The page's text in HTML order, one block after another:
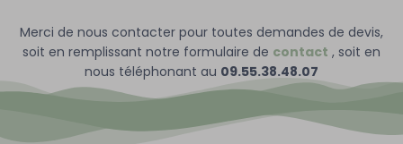
Merci de nous contacter pour toutes demandes de devis,
soit en remplissant notre formulaire de contact , soit en
nous téléphonant au 09.55.38.48.07